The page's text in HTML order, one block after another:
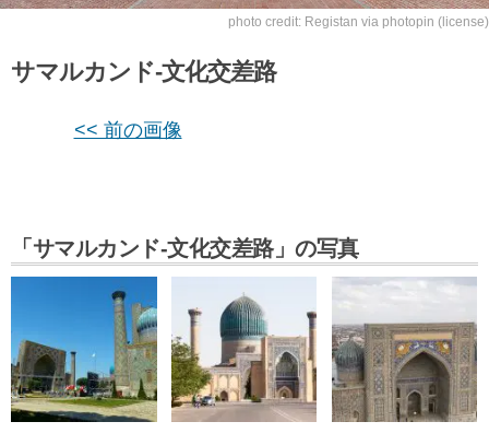
photo credit: Registan via photopin (license)
サマルカンド-文化交差路
<< 前の画像
「サマルカンド-文化交差路」の写真